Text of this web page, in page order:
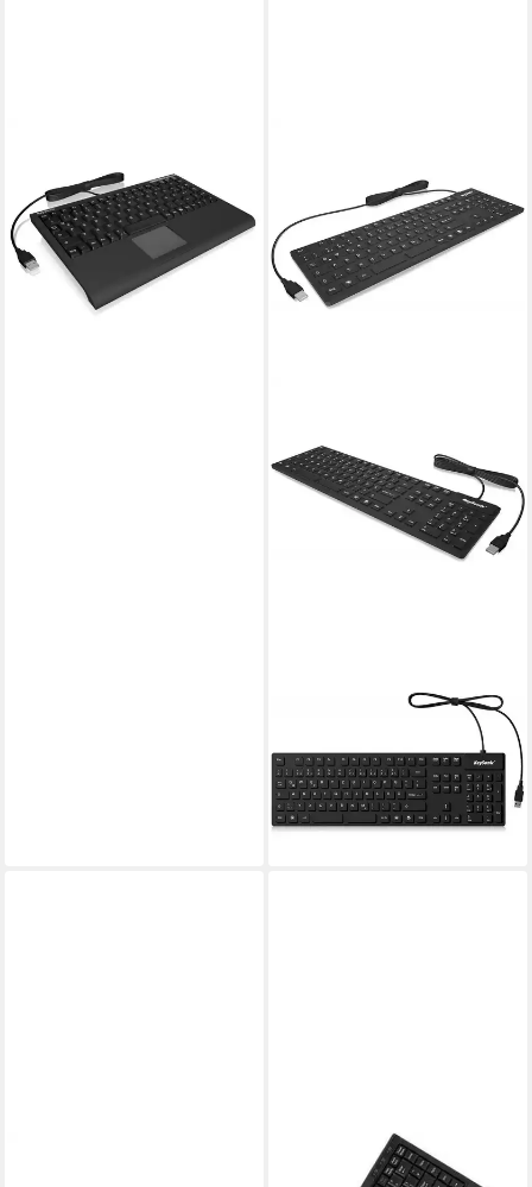
ab 52,75 €
leider ausverkauft
(Qwertz Layout, Deutsches
staubgeschützt, schwarz)
119,00 €
10,87 €mtl. in 12 Raten